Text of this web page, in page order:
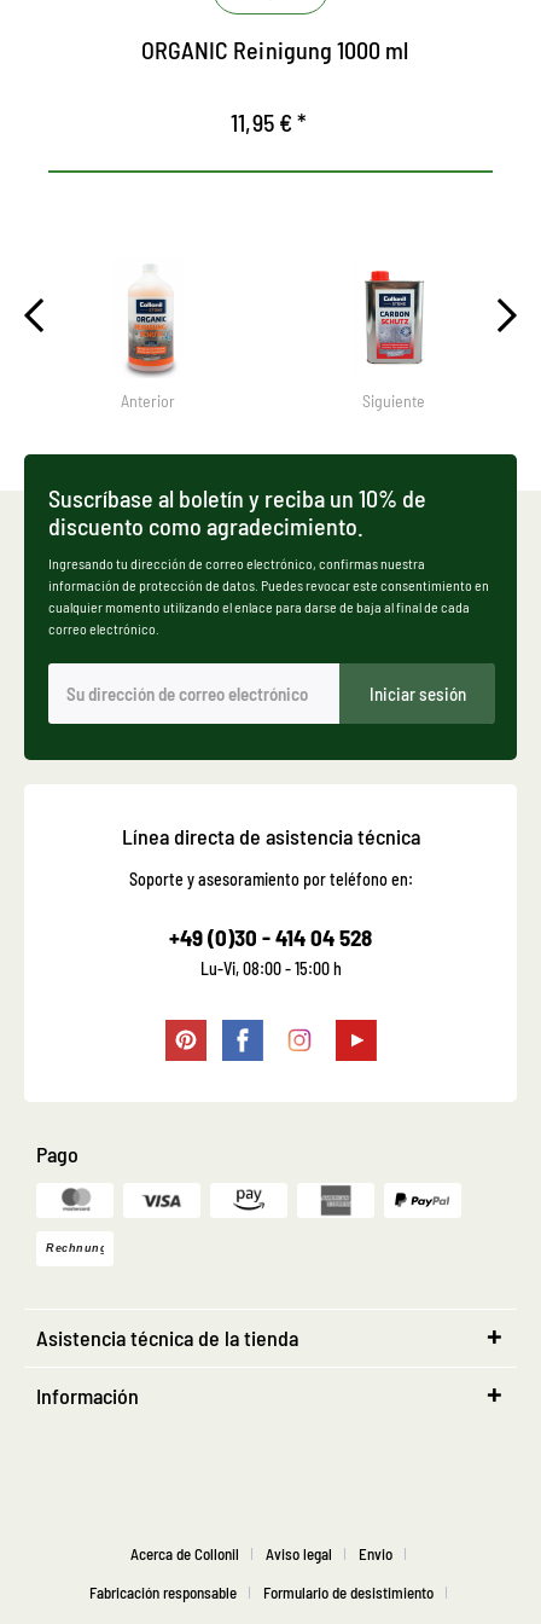
de superficies de piedra sensibles.
ORGANIC Reinigung 1000 ml
11,95 € *
Anterior Siguiente
Suscríbase al boletín y reciba un 10% de
discuento como agradecimiento.
Ingresando tu dirección de correo electrónico, confirmas nuestra
información de protección de datos. Puedes revocar este consentimiento en
cualquier momento utilizando el enlace para darse de baja al final de cada
correo electrónico.
Iniciar sesión
Línea directa de asistencia técnica
Soporte y asesoramiento por teléfono en:
+49 (0)30 - 414 04 528
Lu-Vi, 08:00 - 15:00 h
Pago
Asistencia técnica de la tienda
Información
Acerca de Collonil Aviso legal
Envio
Fabricación responsable
Formulario de desistimiento